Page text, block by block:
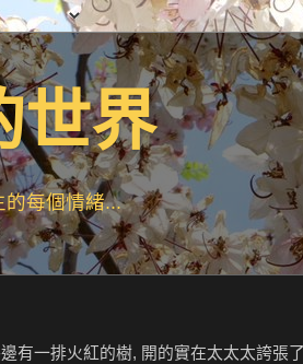
界
每個情緒...
有一排火紅的樹, 開的實在太太太誇張